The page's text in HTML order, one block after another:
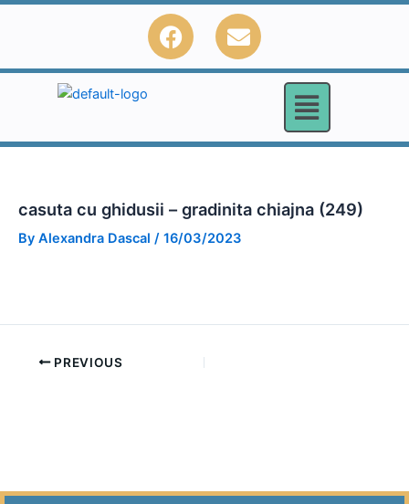
Skip
F
a
c
o
E
n
v
o
casuta cu ghidusii – gradinita chiajna (249)
By Alexandra Dascal / 16/03/2023
PREVIOUS